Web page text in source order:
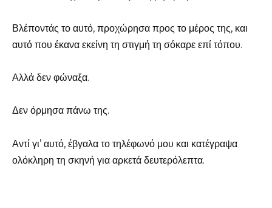
Βλέποντάς το αυτό, προχώρησα προς το μέρος της, και
αυτό που έκανα εκείνη τη στιγμή τη σόκαρε επί τόπου.
Αλλά δεν φώναξα.
Δεν όρμησα πάνω της.
Αντί γι’ αυτό, έβγαλα το τηλέφωνό μου και κατέγραψα
ολόκληρη τη σκηνή για αρκετά δευτερόλεπτα.